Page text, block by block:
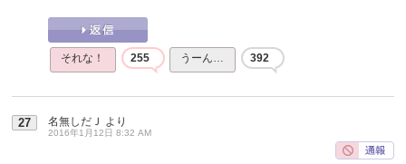
それな！ 255 うーん… 392
27 名無しだＪ より
2016年1月12日 8:32 AM